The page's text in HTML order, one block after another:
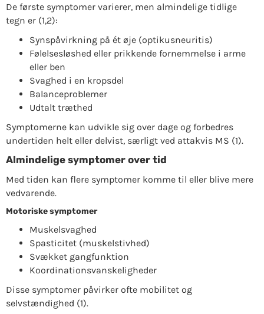
De første symptomer varierer, men almindelige tidlige
tegn er (1,2):
Synspåvirkning på ét øje (optikusneuritis)
Følelsesløshed eller prikkende fornemmelse i arme
eller ben
Svaghed i en kropsdel
Balanceproblemer
Udtalt træthed
Symptomerne kan udvikle sig over dage og forbedres
undertiden helt eller delvist, særligt ved attakvis MS (1).
Almindelige symptomer over tid
Med tiden kan flere symptomer komme til eller blive mere
vedvarende.
Motoriske symptomer
Muskelsvaghed
Spasticitet (muskelstivhed)
Svækket gangfunktion
Koordinationsvanskeligheder
Disse symptomer påvirker ofte mobilitet og
selvstændighed (1).